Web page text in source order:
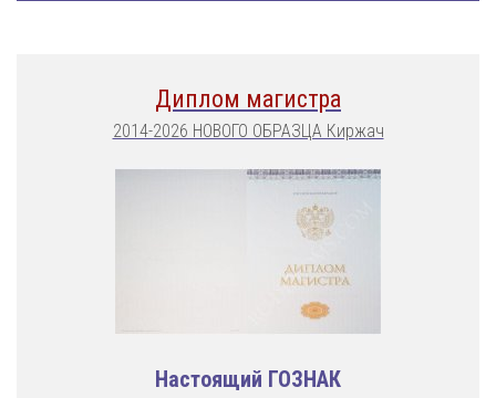
Диплом магистра
2014-2026 НОВОГО ОБРАЗЦА Киржач
Настоящий ГОЗНАК